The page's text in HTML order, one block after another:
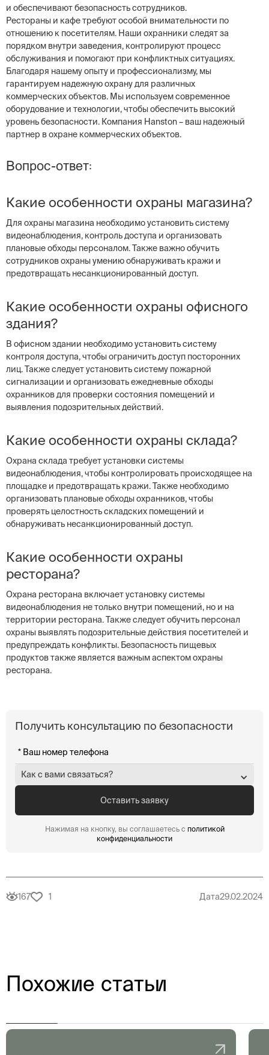
и обеспечивают безопасность сотрудников.
Рестораны и кафе требуют особой внимательности по
отношению к посетителям. Наши охранники следят за
порядком внутри заведения, контролируют процесс
обслуживания и помогают при конфликтных ситуациях.
Благодаря нашему опыту и профессионализму, мы
гарантируем надежную охрану для различных
коммерческих объектов. Мы используем современное
оборудование и технологии, чтобы обеспечить высокий
уровень безопасности. Компания Hanston – ваш надежный
партнер в охране коммерческих объектов.
Вопрос-ответ:
Какие особенности охраны магазина?
Для охраны магазина необходимо установить систему
видеонаблюдения, контроль доступа и организовать
плановые обходы персоналом. Также важно обучить
сотрудников охраны умению обнаруживать кражи и
предотвращать несанкционированный доступ.
Какие особенности охраны офисного
здания?
В офисном здании необходимо установить систему
контроля доступа, чтобы ограничить доступ посторонних
лиц. Также следует установить систему пожарной
сигнализации и организовать ежедневные обходы
охранников для проверки состояния помещений и
выявления подозрительных действий.
Какие особенности охраны склада?
Охрана склада требует установки системы
видеонаблюдения, чтобы контролировать происходящее на
площадке и предотвращать кражи. Также необходимо
организовать плановые обходы охранников, чтобы
проверять целостность складских помещений и
обнаруживать несанкционированный доступ.
Какие особенности охраны
ресторана?
Охрана ресторана включает установку системы
видеонаблюдения не только внутри помещений, но и на
территории ресторана. Также следует обучить персонал
охраны выявлять подозрительные действия посетителей и
предупреждать конфликты. Безопасность пищевых
продуктов также является важным аспектом охраны
ресторана.
Получить консультацию по безопасности
Как с вами связаться?
Нажимая на кнопку, вы соглашаетесь с политикой
конфиденциальности
167 1 Дата29.02.2024
Похожие статьи